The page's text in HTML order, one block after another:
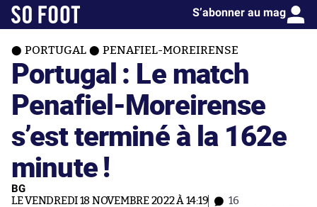
S’abonner au mag
PORTUGAL PENAFIEL-MOREIRENSE
Portugal : Le match
Penafiel-Moreirense
s’est terminé à la 162e
minute !
BG
LE VENDREDI 18 NOVEMBRE 2022 À 14:19 16